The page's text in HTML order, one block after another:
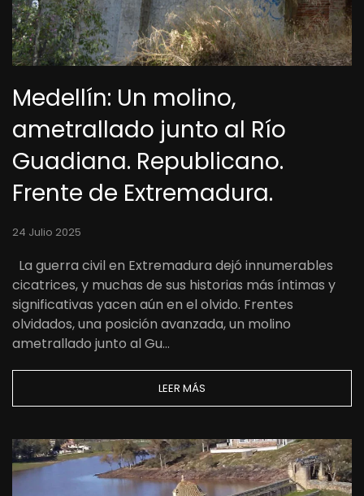
Medellín: Un molino,
ametrallado junto al Río
Guadiana. Republicano.
Frente de Extremadura.
24 Julio 2025
La guerra civil en Extremadura dejó innumerables
cicatrices, y muchas de sus historias más íntimas y
significativas yacen aún en el olvido. Frentes
olvidados, una posición avanzada, un molino
ametrallado junto al Gu…
LEER MÁS